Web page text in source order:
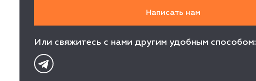
Или свяжитесь с нами другим удобным способом: